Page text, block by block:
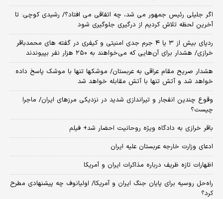
اگر جلیلی رئیس جمهور می شد، چه اتفاقی می افتاد؟/ رشیدی کوچی: تا
آخرین لحظه تلاش کردیم از درگیری جلوگیری شود
ردپای بیش از ۳ یا ۴ جرم جدی امنیتی و کیفری در گفته های محمدباقر
خرازی/ هشدار برای آن‌هایی که می‌خواهند به ۲۵۰ هزار نفر بپیوندند
هشدار صریح مقام عراقی به عربستان/ موشکها تنها با موشک پاسخ داده
خواهد شد و آتش تنها با آتش مقابله خواهد شد
وقوع چندین انفجار و تیراندازی شدید در نزدیکی مرز‌های ایران/ ماجرا
چیست؟
باقر خرازی به دادگاه ویژه روحانیت احضار شد+ فیلم
ادعای وزارت خارجه عربستان علیه ایران
اظهارات تازه ظریف درباره مذاکرات ایران و آمریکا
راه‌حل روسیه برای پایان جنگ ایران و آمریکا/ اولیانوف چه پیشنهادی مطرح
کرد؟